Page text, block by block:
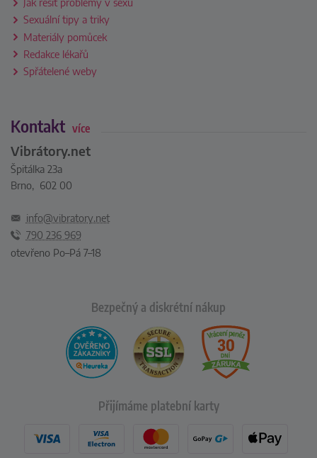
Sexuální tipy a triky
Materiály pomůcek
Redakce lékařů
Spřátelené weby
Kontakt více
Vibrátory.net
Špitálka 23a
Brno, 602 00
info@vibratory.net
790 236 969
otevřeno Po–Pá 7–18
Bezpečný a diskrétní nákup
Přijímáme platební karty